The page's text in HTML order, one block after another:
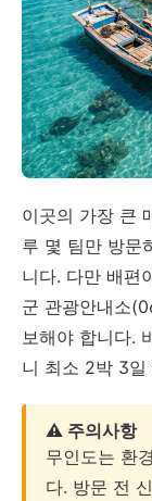
이곳의 가장 큰
루 몇 팀만 방문
니다. 다만 배편
군 관광안내소
보해야 합니다.
니 최소 2박 3일
⚠️ 주의사항
무인도는 환
다. 방문 전